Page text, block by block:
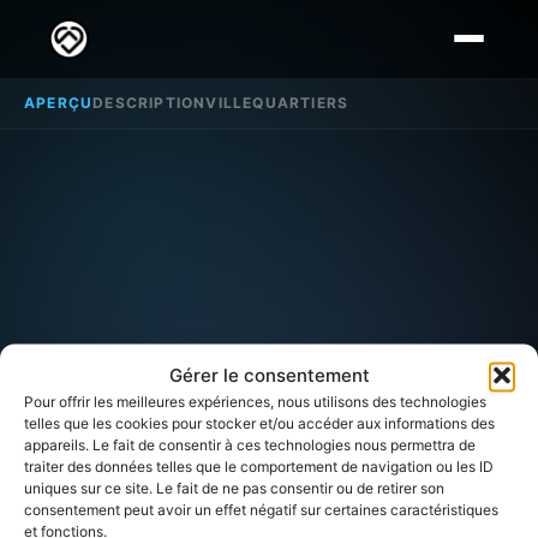
Gérer le consentement
Pour offrir les meilleures expériences, nous utilisons des technologies
telles que les cookies pour stocker et/ou accéder aux informations des
appareils. Le fait de consentir à ces technologies nous permettra de
traiter des données telles que le comportement de navigation ou les ID
uniques sur ce site. Le fait de ne pas consentir ou de retirer son
consentement peut avoir un effet négatif sur certaines caractéristiques
et fonctions.
APERÇUDESCRIPTIONVILLEQUARTIERS
QUARTIER DE AUBAGNE (BOUCHES-DU-RHÔNE)